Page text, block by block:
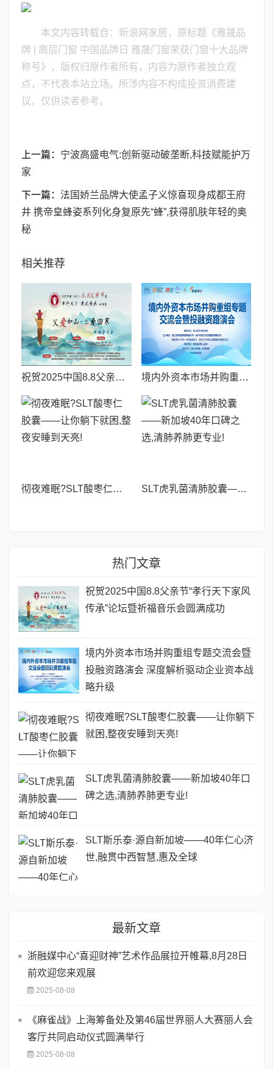
本文内容转载自：新浪网家居，原标题《雅晟品
牌 | 高层门窗 中国品牌日 雅晟门窗荣获门窗十大品牌
称号》，版权归原作者所有，内容为原作者独立观
点，不代表本站立场。所涉内容不构成投资消费建
议，仅供读者参考。
上一篇： 宁波高盛电气:创新驱动破垄断,科技赋能护万
家
下一篇： 法国娇兰品牌大使孟子义惊喜现身成都王府
井 携帝皇蜂姿系列化身复原先“蜂”,获得肌肤年轻的奥
秘
相关推荐
祝贺2025中国8.8父亲节“孝行天下家风传承”论坛暨祈福音乐会圆满成功 境内外资本市场并购重组专题交流会暨投融资路演会 深度解析驱动企业资本战略升级
彻夜难眠?SLT酸枣仁胶囊——让你躺下就困,整夜安睡到天亮! SLT虎乳菌清肺胶囊——新加坡40年口碑之选,清肺养肺更专业!
热门文章
祝贺2025中国8.8父亲节“孝行天下家风
传承”论坛暨祈福音乐会圆满成功
境内外资本市场并购重组专题交流会暨
投融资路演会 深度解析驱动企业资本战
略升级
彻夜难眠?SLT酸枣仁胶囊——让你躺下
就困,整夜安睡到天亮!
SLT虎乳菌清肺胶囊——新加坡40年口
碑之选,清肺养肺更专业!
SLT斯乐泰·源自新加坡——40年仁心济
世,融贯中西智慧,惠及全球
最新文章
浙融媒中心“喜迎财神”艺术作品展拉开帷幕,8月28日
前欢迎您来观展
2025-08-08
《麻雀战》上海筹备处及第46届世界丽人大赛丽人会
客厅共同启动仪式圆满举行
2025-08-08